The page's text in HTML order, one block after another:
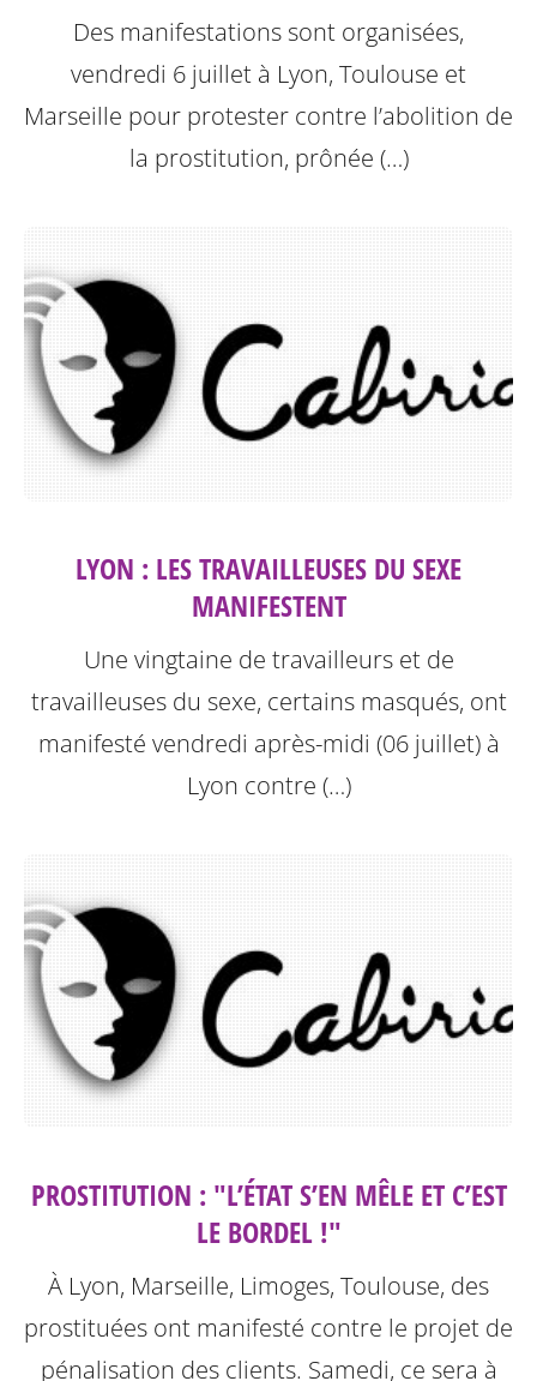
Des manifestations sont organisées,
vendredi 6 juillet à Lyon, Toulouse et
Marseille pour protester contre l’abolition de
la prostitution, prônée (…)
LYON : LES TRAVAILLEUSES DU SEXE
MANIFESTENT
Une vingtaine de travailleurs et de
travailleuses du sexe, certains masqués, ont
manifesté vendredi après-midi (06 juillet) à
Lyon contre (…)
PROSTITUTION : "L’ÉTAT S’EN MÊLE ET C’EST
LE BORDEL !"
À Lyon, Marseille, Limoges, Toulouse, des
prostituées ont manifesté contre le projet de
pénalisation des clients. Samedi, ce sera à